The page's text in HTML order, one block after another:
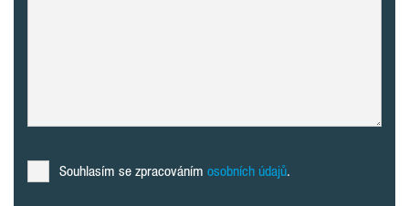
Souhlasím se zpracováním osobních údajů.